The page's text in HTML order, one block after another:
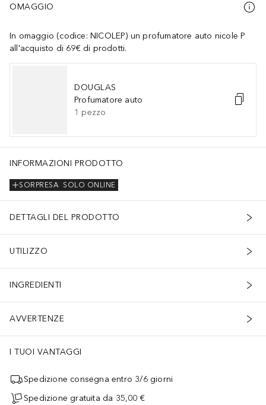
OMAGGIO
In omaggio (codice: NICOLEP) un profumatore auto nicole P
all'acquisto di 69€ di prodotti.
DOUGLAS
Profumatore auto
1 pezzo
INFORMAZIONI PRODOTTO
SOLO ONLINE
SORPRESA
DETTAGLI DEL PRODOTTO
UTILIZZO
INGREDIENTI
AVVERTENZE
I TUOI VANTAGGI
Spedizione consegna entro 3/6 giorni
Spedizione gratuita da 35,00 €